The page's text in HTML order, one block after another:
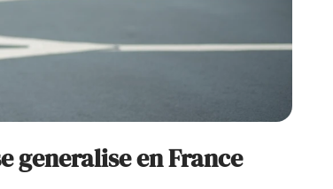
generalise en France